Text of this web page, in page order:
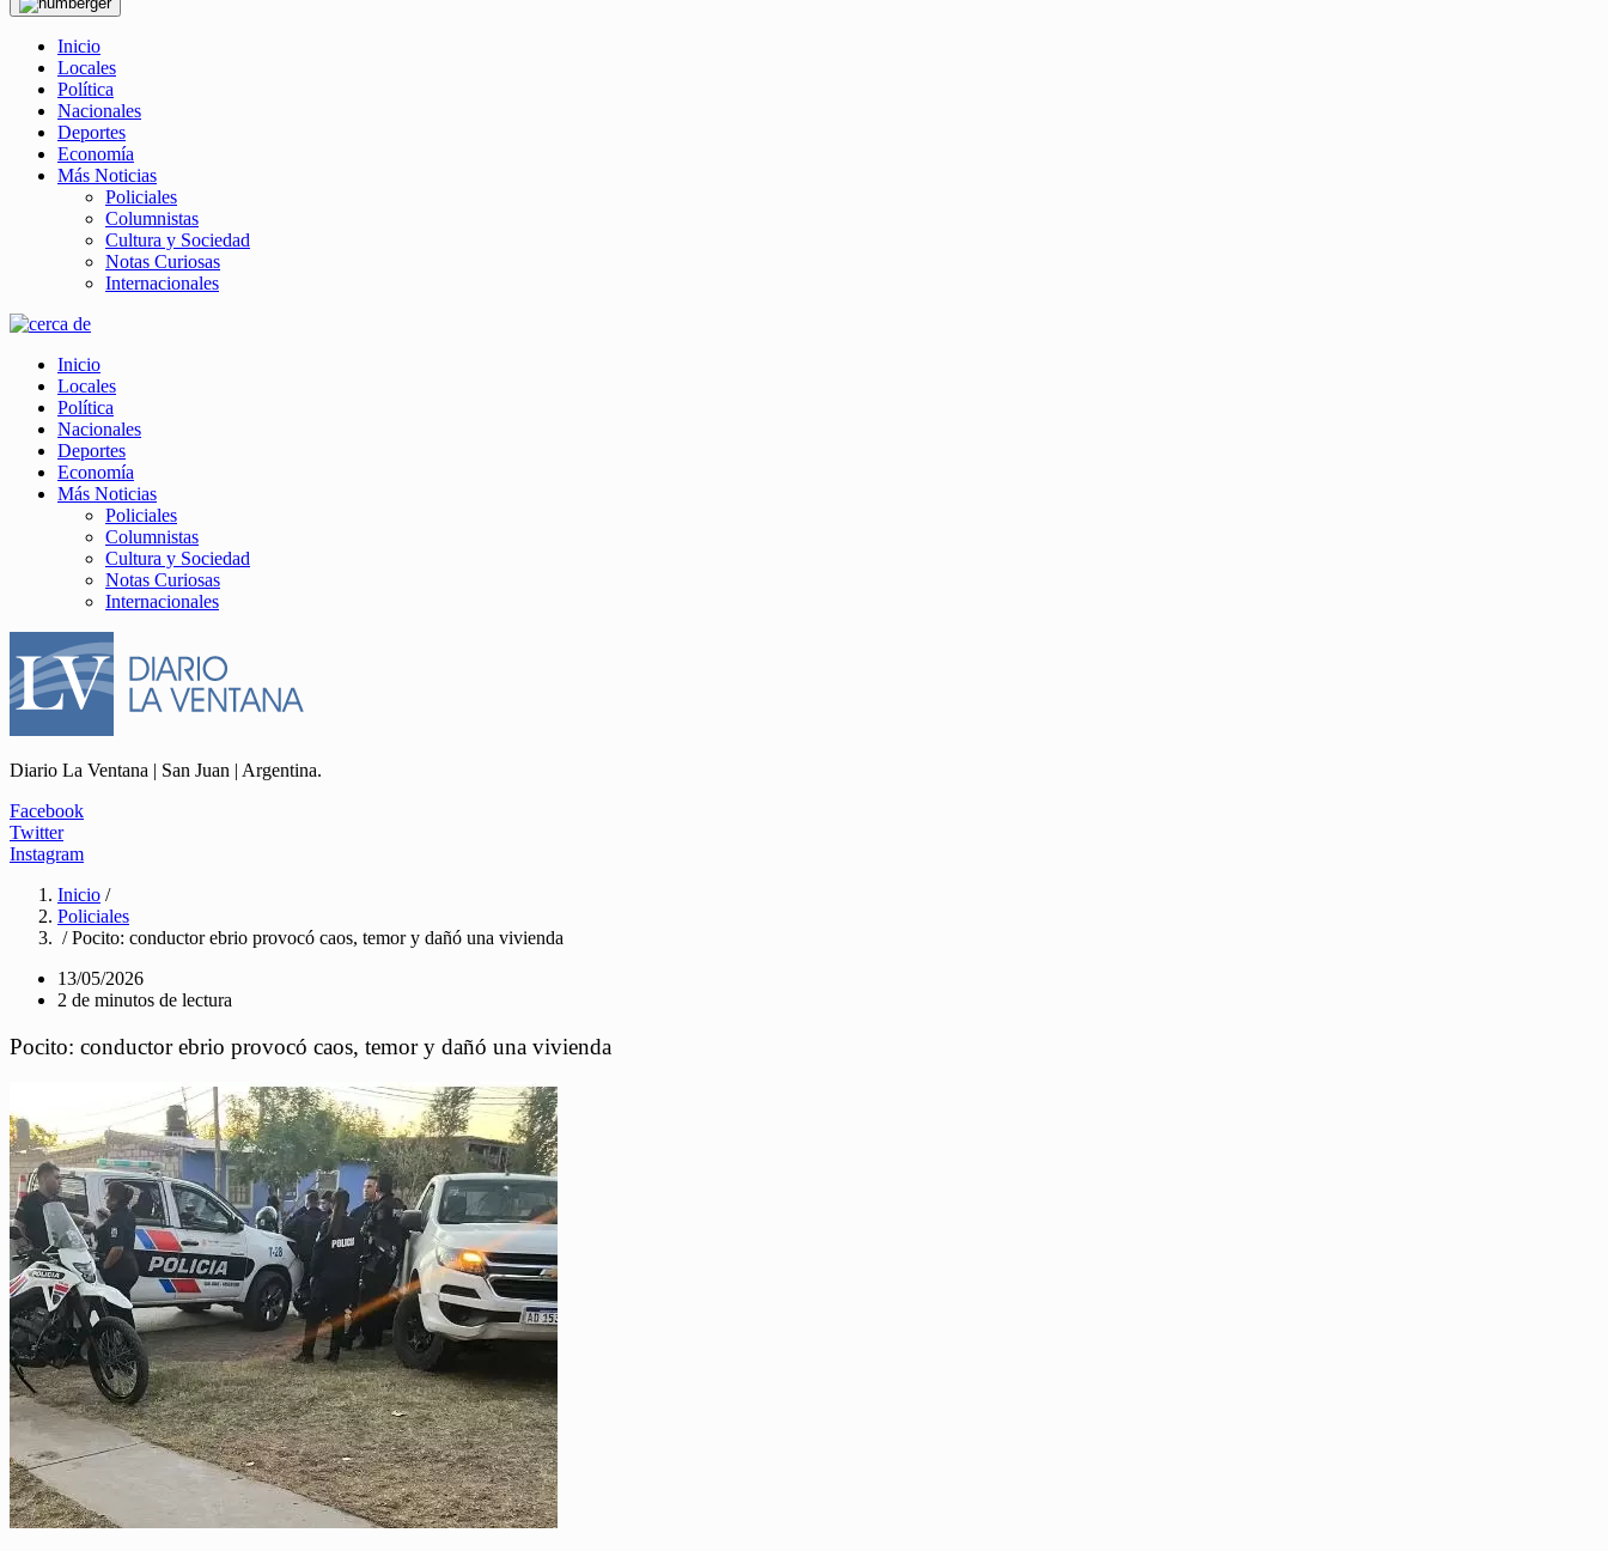
Inicio
Locales
Política
Nacionales
Deportes
Economía
Más Noticias
Policiales
Columnistas
Cultura y Sociedad
Notas Curiosas
Internacionales
Inicio
Locales
Política
Nacionales
Deportes
Economía
Más Noticias
Policiales
Columnistas
Cultura y Sociedad
Notas Curiosas
Internacionales
Diario La Ventana | San Juan | Argentina.
Facebook
Twitter
Instagram
Inicio /
Policiales
/ Pocito: conductor ebrio provocó caos, temor y dañó una vivienda
13/05/2026
2 de minutos de lectura
Pocito: conductor ebrio provocó caos, temor y dañó una vivienda